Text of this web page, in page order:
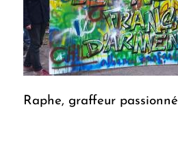
Raphe, graffeur passionné